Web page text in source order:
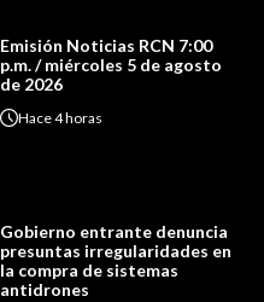
Emisión Noticias RCN 7:00
p.m. / miércoles 5 de agosto
de 2026
Hace4 horas
Gobierno entrante denuncia
presuntas irregularidades en
la compra de sistemas
antidrones